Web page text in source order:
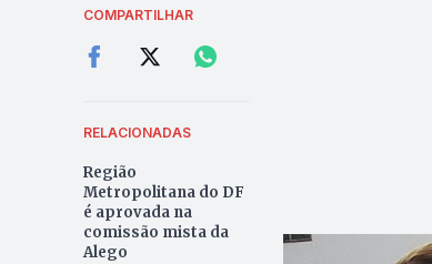
COMPARTILHAR
RELACIONADAS
Região
Metropolitana do DF
é aprovada na
comissão mista da
Alego